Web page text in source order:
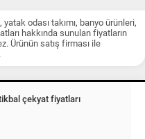
odası takımı, banyo ürünleri,
hakkında sunulan fiyatların
Ürünün satış firması ile
çekyat fiyatları